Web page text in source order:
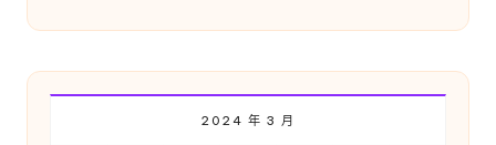
2024 年 3 月